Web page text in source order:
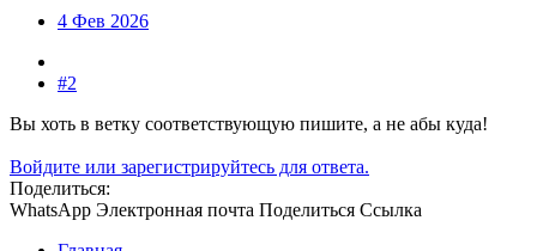
4 Фев 2026
#2
Вы хоть в ветку соответствующую пишите, а не абы куда!
Войдите или зарегистрируйтесь для ответа.
Поделиться:
WhatsApp Электронная почта Поделиться Ссылка